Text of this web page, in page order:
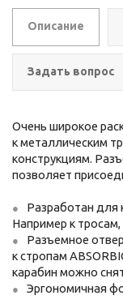
Описание
Задать вопрос
Очень широкое
к металлическим
конструкциям.
позволяет
Разработан для
Например к
Разъемное
к стропам
карабин можно
Эргономичная